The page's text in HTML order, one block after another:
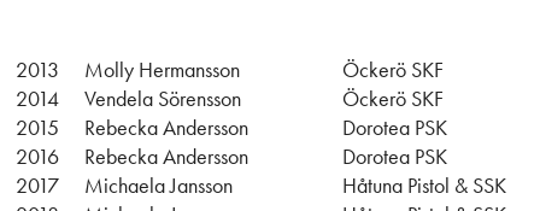
2013 Molly Hermansson
Öckerö SKF
2014
Vendela Sörensson
Öckerö SKF
2015
Rebecka Andersson
Dorotea PSK
2016
Rebecka Andersson
Dorotea PSK
2017
Michaela Jansson
Håtuna Pistol & SSK